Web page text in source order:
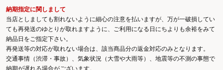
納期指定に関しまして
当店としましても割れないように細心の注意を払いますが、万が一破損してい
ても再発送のゆとりが取れますように、ご利用になる日にちよりも余裕をみて
納品日をご指定下さい。
再発送等の対応が取れない場合は、該当商品分の返金対応のみとなります。
交通事情（渋滞・事故）、気象状況（大雪や大雨等）、地震等の不測の事態で
納期が遅れる場合がございます。